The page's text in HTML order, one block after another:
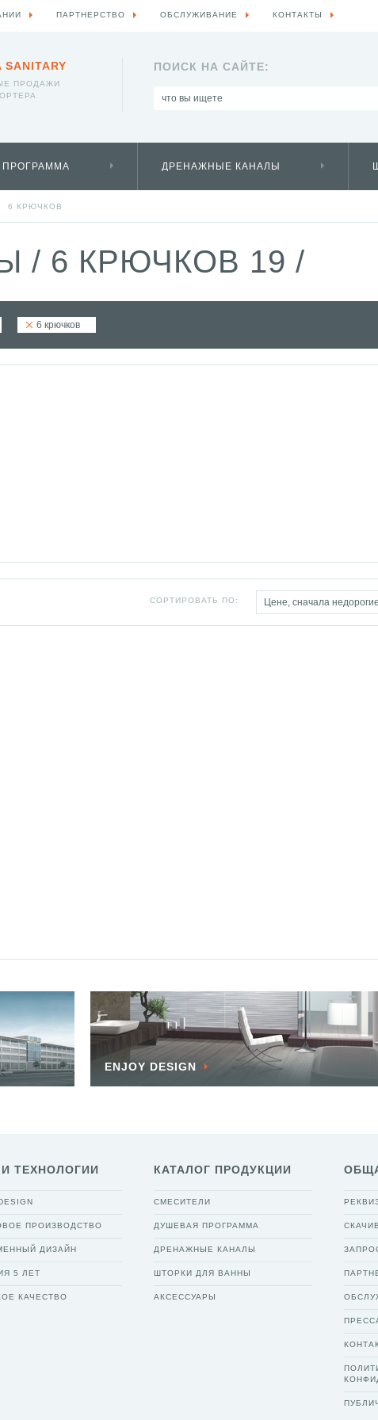
SANITARY
ПРОДАЖИ
ПОИСК НА САЙТЕ:
ДРЕНАЖНЫЕ КАНАЛЫ
6 КРЮЧКОВ
/ 6 КРЮЧКОВ 19 /
6 крючков
СОРТИРОВАТЬ ПО: Цене, сначала недорогие
ENJOY DESIGN
ТЕХНОЛОГИИ
ПРОИЗВОДСТВО
ДИЗАЙН
5 ЛЕТ
КАЧЕСТВО
КАТАЛОГ ПРОДУКЦИИ
СМЕСИТЕЛИ
ДУШЕВАЯ ПРОГРАММА
ДРЕНАЖНЫЕ КАНАЛЫ
ШТОРКИ ДЛЯ ВАННЫ
АКСЕССУАРЫ
ПАРТНЕРСТВО ОБСЛУЖИВАНИЕ КОНТАКТЫ